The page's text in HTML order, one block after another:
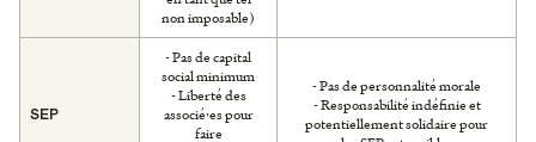
non imposable)
SEP
- Pas de capital
social minimum
- Liberté des
associé·es pour
faire
- Pas de personnalité morale
- Responsabilité indéfinie et
potentiellement solidaire pour